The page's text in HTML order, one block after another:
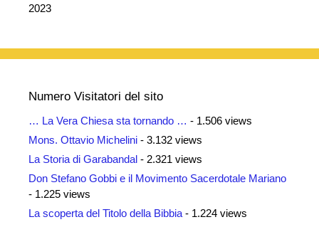
2023
Numero Visitatori del sito
… La Vera Chiesa sta tornando … - 1.506 views
Mons. Ottavio Michelini - 3.132 views
La Storia di Garabandal - 2.321 views
Don Stefano Gobbi e il Movimento Sacerdotale Mariano
- 1.225 views
La scoperta del Titolo della Bibbia - 1.224 views